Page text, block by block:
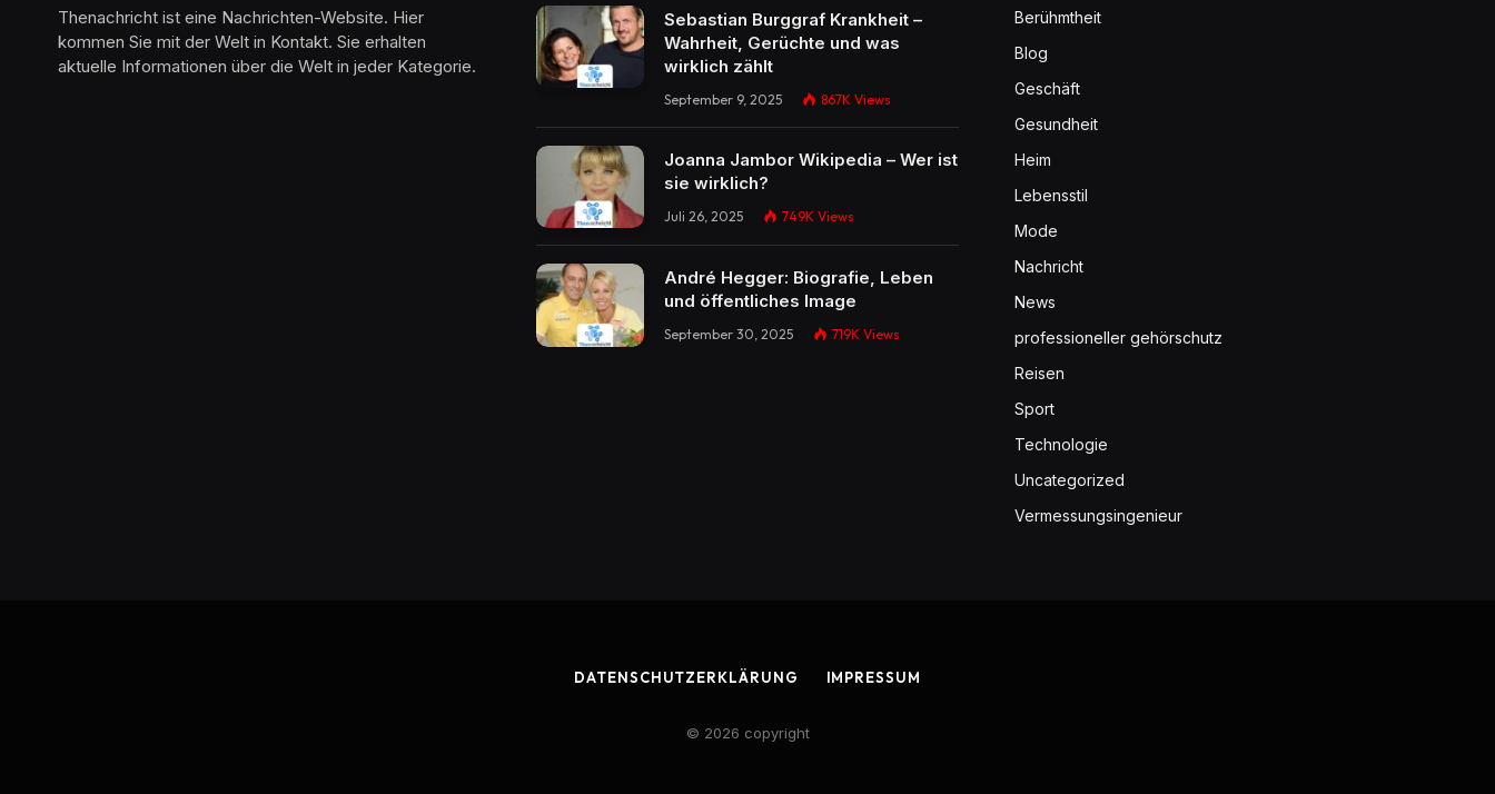
Thenachricht ist eine Nachrichten-Website. Hier
kommen Sie mit der Welt in Kontakt. Sie erhalten
aktuelle Informationen über die Welt in jeder Kategorie.
Sebastian Burggraf Krankheit –
Wahrheit, Gerüchte und was
wirklich zählt
September 9, 2025 867K Views
Joanna Jambor Wikipedia – Wer ist
sie wirklich?
Juli 26, 2025 749K Views
André Hegger: Biografie, Leben
und öffentliches Image
September 30, 2025 719K Views
Berühmtheit
Blog
Geschäft
Gesundheit
Heim
Lebensstil
Mode
Nachricht
News
professioneller gehörschutz
Reisen
Sport
Technologie
Uncategorized
Vermessungsingenieur
DATENSCHUTZERKLÄRUNG IMPRESSUM
© 2026 copyright